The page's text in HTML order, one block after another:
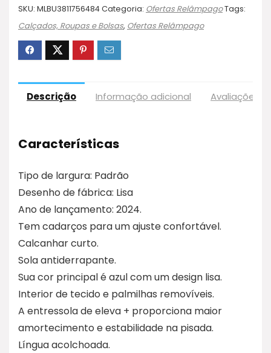
SKU: MLBU3811756484Categoria: Ofertas RelâmpagoTags:
Calçados, Roupas e Bolsas, Ofertas Relâmpago
Descrição Informação adicional Avaliações
Características
Tipo de largura: Padrão
Desenho de fábrica: Lisa
Ano de lançamento: 2024.
Tem cadarços para um ajuste confortável.
Calcanhar curto.
Sola antiderrapante.
Sua cor principal é azul com um design lisa.
Interior de tecido e palmilhas removíveis.
A entressola de eleva + proporciona maior
amortecimento e estabilidade na pisada.
Língua acolchoada.